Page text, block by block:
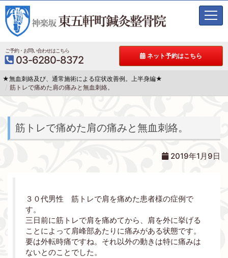
t
i
ご予約・お問い合わせはこちら
03-6280-8372 ネット予約はこちら
★無血刺絡及び、通常施術による症状改善例。上半身編★
筋トレで痛めた肩の痛みと無血刺絡。
筋トレで痛めた肩の痛みと無血刺絡。
2019年1月9日
３０代男性 筋トレで肩を痛めた患者様の症例で
す。
三日前に筋トレで肩を痛めてから、肩を外に挙げる
ことによって肩峰部あたりに痛みがある状態です。
要は外転時痛ですね。それ以外の動きは特に痛みは
ないとのことでした。